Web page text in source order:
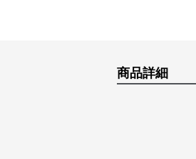
商品詳細